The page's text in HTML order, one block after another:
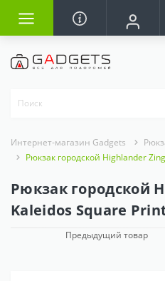
Интернет-магазин Gadgets
Рюкзак городской Highlander
Рюкзак городской
Kaleidos Square
Предыдущий товар